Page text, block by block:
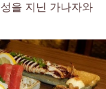
을 지닌 가나자와